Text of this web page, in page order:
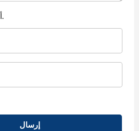
أريد ردًا على رأيي.
إرسال